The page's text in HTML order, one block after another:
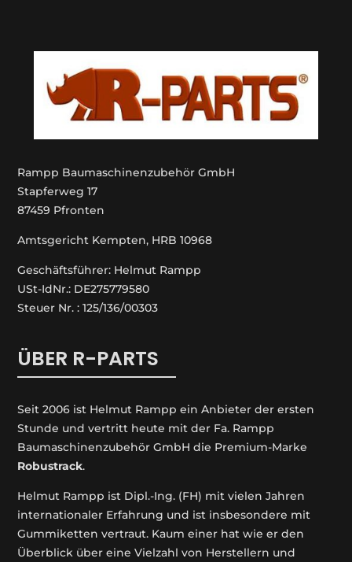
Rampp Baumaschinenzubehör GmbH
Stapferweg 17
87459 Pfronten
Amtsgericht Kempten, HRB 10968
Geschäftsführer: Helmut Rampp
USt-IdNr.: DE275779580
Steuer Nr. : 125/136/00303
ÜBER R-PARTS
Seit 2006 ist Helmut Rampp ein An­bieter der ersten
Stunde und vertritt heute mit der Fa. Rampp
Baumaschinenzubehör GmbH die Premium-Marke
Robustrack.
Helmut Rampp ist Dipl.-Ing. (FH) mit vielen Jahren
internationaler Erfahrung und ist insbesondere mit
Gummiketten vertraut. Kaum einer hat wie er den
Überblick über eine Vielzahl von Herstellern und